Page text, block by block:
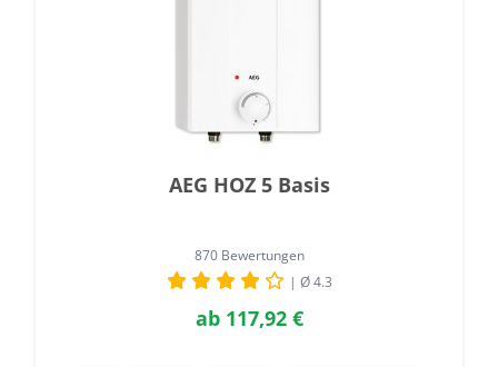
AEG HOZ 5 Basis
870 Bewertungen
| Ø 4.3
ab117,92 €